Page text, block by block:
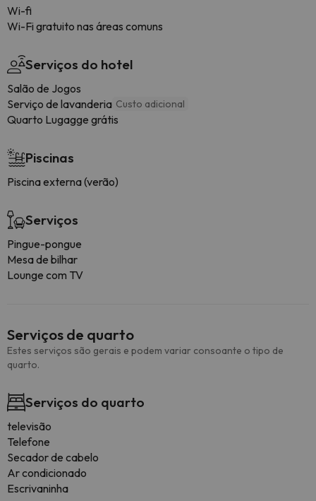
Wi-fi
Wi-Fi gratuito nas áreas comuns
Serviços do hotel
Salão de Jogos
Serviço de lavanderia Custo adicional
Quarto Lugagge grátis
Piscinas
Piscina externa (verão)
Serviços
Pingue-pongue
Mesa de bilhar
Lounge com TV
Serviços de quarto
Estes serviços são gerais e podem variar consoante o tipo de
quarto.
Serviços do quarto
televisão
Telefone
Secador de cabelo
Ar condicionado
Escrivaninha